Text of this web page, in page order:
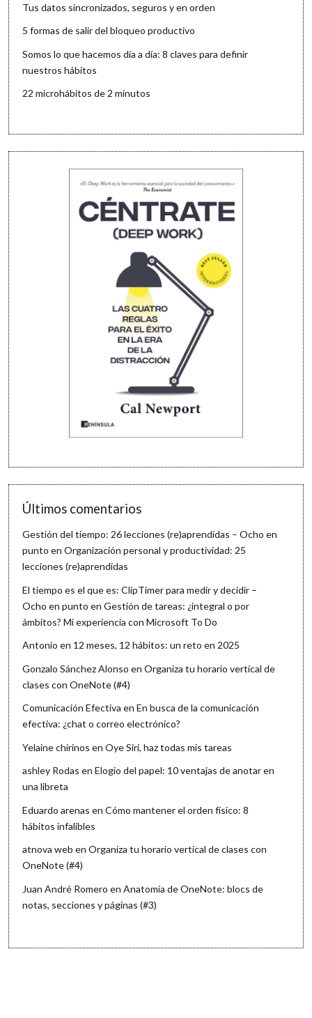
Tus datos sincronizados, seguros y en orden
5 formas de salir del bloqueo productivo
Somos lo que hacemos día a día: 8 claves para definir
nuestros hábitos
22 microhábitos de 2 minutos
Últimos comentarios
Gestión del tiempo: 26 lecciones (re)aprendidas – Ocho en
punto enOrganización personal y productividad: 25
lecciones (re)aprendidas
El tiempo es el que es: ClipTimer para medir y decidir –
Ocho en punto enGestión de tareas: ¿integral o por
ámbitos? Mi experiencia con Microsoft To Do
Antonio en 12 meses, 12 hábitos: un reto en 2025
Gonzalo Sánchez Alonso enOrganiza tu horario vertical de
clases con OneNote (#4)
Comunicación Efectiva enEn busca de la comunicación
efectiva: ¿chat o correo electrónico?
Yelaine chirinos enOye Siri, haz todas mis tareas
ashley Rodas enElogio del papel: 10 ventajas de anotar en
una libreta
Eduardo arenas enCómo mantener el orden físico: 8
hábitos infalibles
atnova web enOrganiza tu horario vertical de clases con
OneNote (#4)
Juan André Romero enAnatomía de OneNote: blocs de
notas, secciones y páginas (#3)